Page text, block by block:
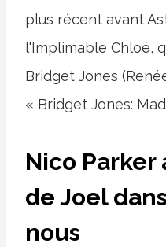
plus récent avant
l'Implimable Chloé,
Bridget Jones
« Bridget Jones:
Nico
de Joel
nous